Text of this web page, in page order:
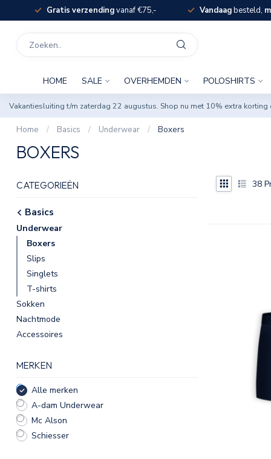
Gratis verzendingvanaf €75,- Vandaagbesteld,
HOME SALE OVERHEMDEN POLOSHIRTS
Vakantiesluiting t/m zaterdag 22 augustus. Shop nu met 10% extra
Home / Basics / Underwear / Boxers
BOXERS
CATEGORIEËN
Basics
Underwear
Boxers
Slips
Singlets
T-shirts
Sokken
Nachtmode
Accessoires
MERKEN
Alle merken
A-dam Underwear
Mc Alson
Schiesser
38